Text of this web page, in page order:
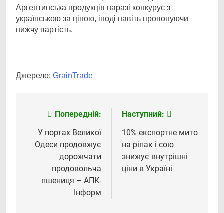
Аргентинська продукція наразі конкурує з
українською за ціною, іноді навіть пропонуючи
нижчу вартість.
Джерело: GrainTrade
Навігація
записів
Попередній:
У портах Великої
Одеси продовжує
дорожчати
продовольча
пшениця – АПК-
Інформ
Наступний:
10% експортне мито
на ріпак і сою
знижує внутрішні
ціни в Україні